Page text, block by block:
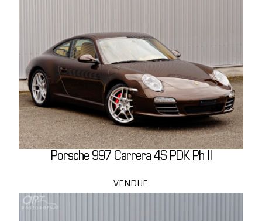
Porsche 997 Carrera 4S PDK Ph II
VENDUE